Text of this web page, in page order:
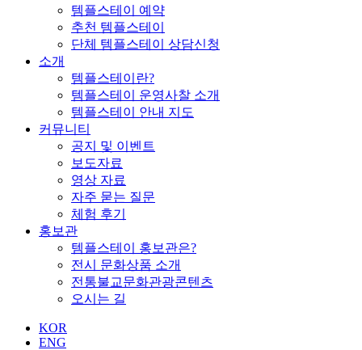
템플스테이 예약
추천 템플스테이
단체 템플스테이 상담신청
소개
템플스테이란?
템플스테이 운영사찰 소개
템플스테이 안내 지도
커뮤니티
공지 및 이벤트
보도자료
영상 자료
자주 묻는 질문
체험 후기
홍보관
템플스테이 홍보관은?
전시 문화상품 소개
전통불교문화관광콘텐츠
오시는 길
KOR
ENG